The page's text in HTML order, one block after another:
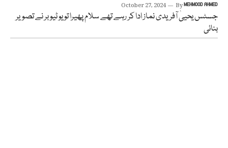
October 27, 2024 ByMEHMOOD AHMED
جسٹس یحییٰ آفریدی نماز ادا کر رہے تھے سلام پھیرا تو یو ٹیوبر نے تصویر
بنائی